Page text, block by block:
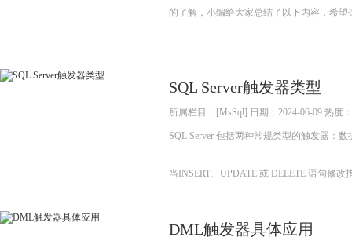
的了解，小编给大家总结了以下内容，希望
SQL Server触发器类型
所属栏目：[MsSql] 日期：2024-06-09 热度
SQL Server 包括两种常规类型的触发器：
当INSERT、UPDATE 或 DELETE 语句修
DML触发器具体应用